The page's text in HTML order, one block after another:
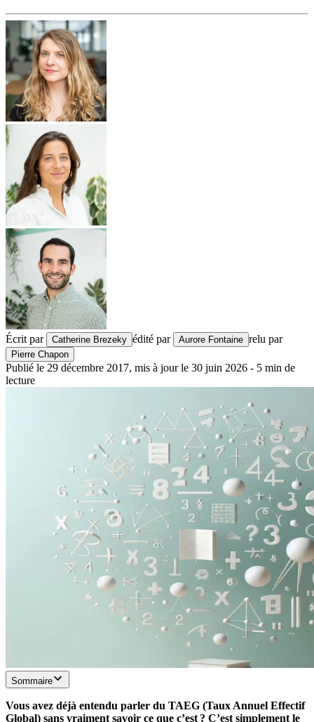
Écrit par Catherine Brezeky édité par Aurore Fontaine relu par
Pierre Chapon
Publié le 29 décembre 2017, mis à jour le 30 juin 2026 - 5 min de
lecture
Sommaire
Vous avez déjà entendu parler du TAEG (Taux Annuel Effectif
Global) sans vraiment savoir ce que c’est ? C’est simplement le